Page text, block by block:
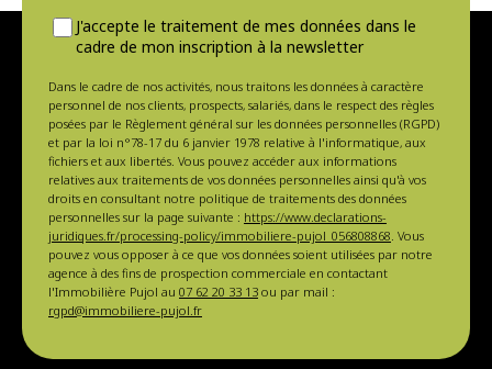
J'accepte le traitement de mes données dans le
cadre de mon inscription à la newsletter
Dans le cadre de nos activités, nous traitons les données à caractère
personnel de nos clients, prospects, salariés, dans le respect des règles
posées par le Règlement général sur les données personnelles (RGPD)
et par la loi n°78-17 du 6 janvier 1978 relative à l'informatique, aux
fichiers et aux libertés. Vous pouvez accéder aux informations
relatives aux traitements de vos données personnelles ainsi qu'à vos
droits en consultant notre politique de traitements des données
personnelles sur la page suivante : https://www.declarations-
juridiques.fr/processing-policy/immobiliere-pujol_056808868 . Vous
pouvez vous opposer à ce que vos données soient utilisées par notre
agence à des fins de prospection commerciale en contactant
l'Immobilière Pujol au 07 62 20 33 13 ou par mail :
rgpd@immobiliere-pujol.fr